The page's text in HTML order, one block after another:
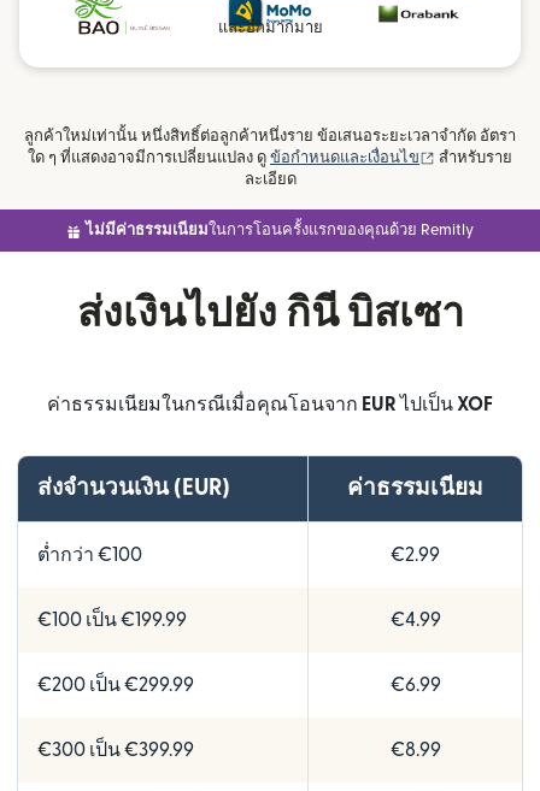
และอีกมากมาย
ลูกค้าใหม่เท่านั้น หนึ่งสิทธิ์ต่อลูกค้าหนึ่งราย ข้อเสนอระยะเวลาจำกัด อัตรา
ใด ๆ ที่แสดงอาจมีการเปลี่ยนแปลง ดู ข้อกำหนดและเงื่อนไข (เปิดในหน้าต่า
สำหรับราย
ละเอียด
ไม่มีค่าธรรมเนียมในการโอนครั้งแรกของคุณด้วย Remitly
ส่งเงินไปยัง กินี บิสเซา
ค่าธรรมเนียมในกรณีเมื่อคุณโอนจาก EUR ไปเป็น XOF
ส่งจำนวนเงิน (EUR) ค่าธรรมเนียม
ต่ำกว่า €100 €2.99
€100 เป็น €199.99 €4.99
€200 เป็น €299.99 €6.99
€300 เป็น €399.99 €8.99